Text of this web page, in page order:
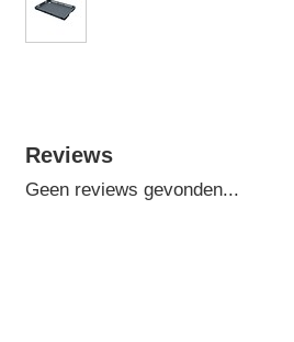
Reviews
Geen reviews gevonden...